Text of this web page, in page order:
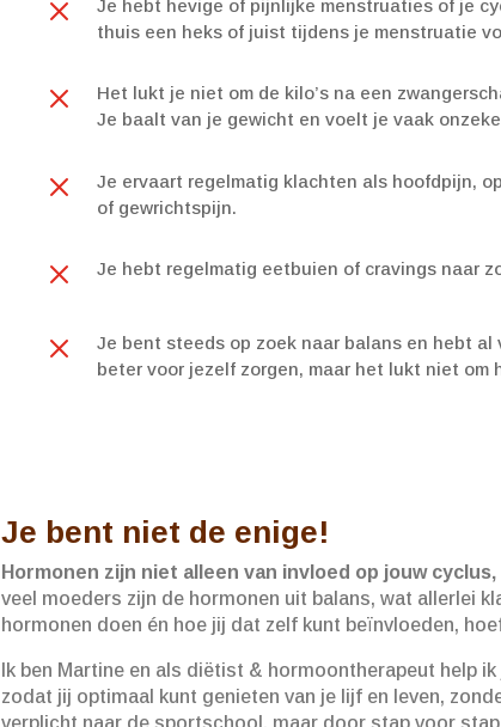
M
Je hebt hevige of pijnlijke menstruaties of je
thuis een heks of juist tijdens je menstruatie
M
Het lukt je niet om de kilo’s na een
Je baalt van je gewicht en voelt je vaak
M
Je ervaart regelmatig klachten als hoofdpijn,
of gewrichtspijn.
M Je hebt regelmatig eetbuien of cravings naar
M
Je bent steeds op zoek naar balans en hebt
beter voor jezelf zorgen, maar het lukt niet om
Je bent niet de enige!
Hormonen zijn niet alleen van invloed op jouw
veel moeders zijn de hormonen uit balans, wat allerlei
hormonen doen én hoe jij dat zelf kunt beïnvloeden,
Ik ben Martine en als diëtist & hormoontherapeut help
zodat jij optimaal kunt genieten van je lijf en leven,
verplicht naar de sportschool, maar door stap voor